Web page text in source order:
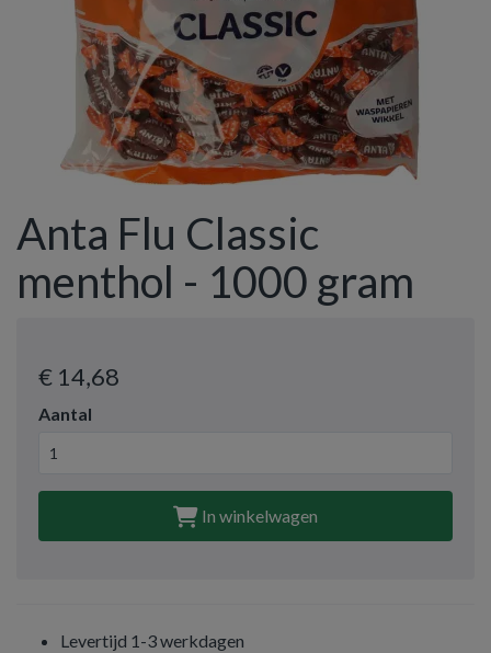
Anta Flu Classic
menthol - 1000 gram
€ 14,68
Aantal
In winkelwagen
Levertijd 1-3 werkdagen